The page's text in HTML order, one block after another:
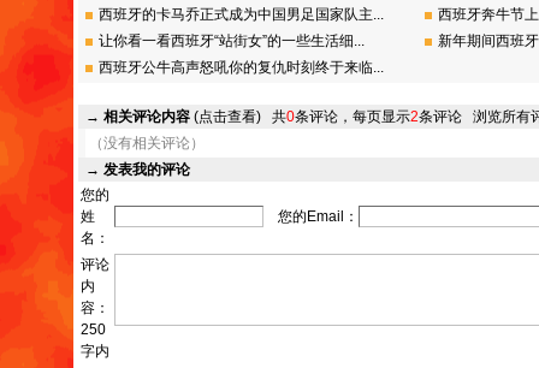
西班牙的卡马乔正式成为中国男足国家队主...
西班牙奔牛节
让你看一看西班牙“站街女”的一些生活细...
新年期间西班
西班牙公牛高声怒吼你的复仇时刻终于来临...
→ 相关评论内容 (点击查看) 共0条评论，每页显示2条评论 浏览所有
（没有相关评论）
→ 发表我的评论
您的
姓
名：
您的Email：
评论
内
容：
250
字内